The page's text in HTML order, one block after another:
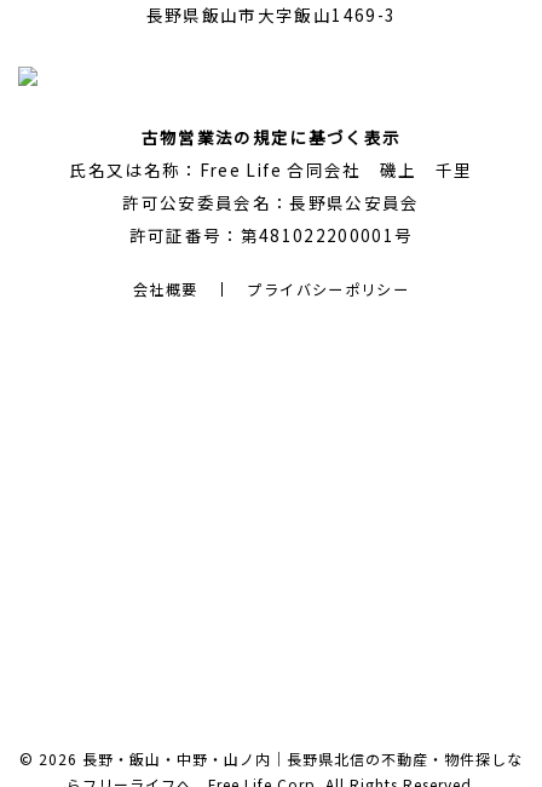
長野県飯山市大字飯山1469-3
古物営業法の規定に基づく表示
氏名又は名称：Free Life 合同会社 磯上 千里
許可公安委員会名：長野県公安員会
許可証番号：第481022200001号
会社概要 プライバシーポリシー
© 2026 長野・飯山・中野・山ノ内｜長野県北信の不動産・物件探しな